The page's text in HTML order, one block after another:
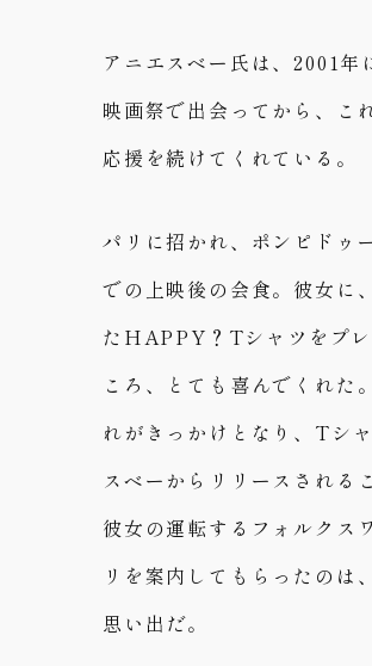
アニエスベー氏は、2001年
映画祭で出会ってから、こ
応援を続けてくれている。
パリに招かれ、ポンピドゥ
での上映後の会食。彼女に
たHAPPY？Tシャツをプレ
ころ、とても喜んでくれた
れがきっかけとなり、Tシ
スベーからリリースされる
彼女の運転するフォルクス
リを案内してもらったのは
思い出だ。